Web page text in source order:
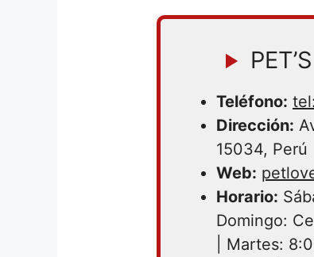
Teléfono:
Dirección:
15034, Perú
Web:
Horario:
Domingo:
| Martes: